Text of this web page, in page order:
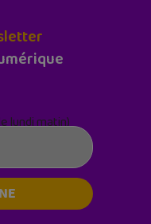
lundi matin)